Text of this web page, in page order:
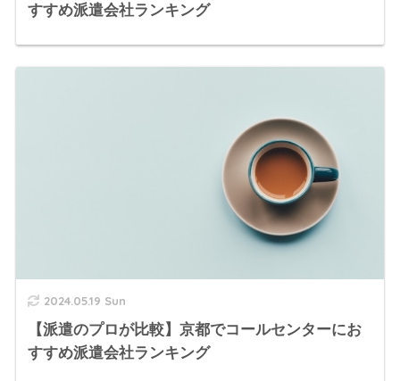
すすめ派遣会社ランキング
2024.05.19 Sun
【派遣のプロが比較】京都でコールセンターにお
すすめ派遣会社ランキング